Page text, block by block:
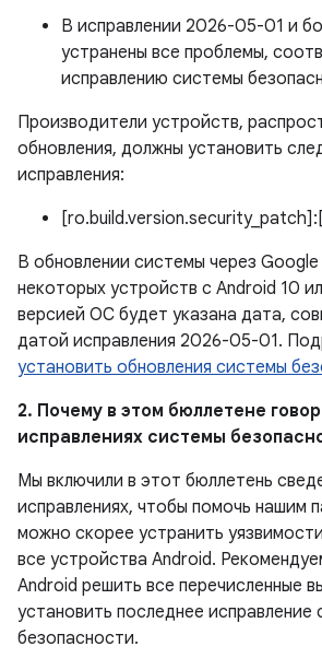
В исправлении 2026-05-01 и
устранены все проблемы,
исправлению системы
Производители устройств,
обновления, должны установить
исправления:
В обновлении системы через Google
некоторых устройств с Android 10
версией ОС будет указана дата,
датой исправления 2026-05-01.
установить обновления системы
2. Почему в этом бюллетене
исправлениях системы
Мы включили в этот бюллетень
исправлениях, чтобы помочь нашим
можно скорее устранить
все устройства Android.
Android решить все перечисленные
установить последнее исправление
безопасности.